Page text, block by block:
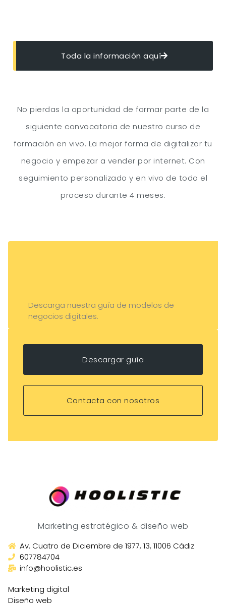
Toda la información aquí
No pierdas la oportunidad de formar parte de la
siguiente convocatoria de nuestro curso de
formación en vivo. La mejor forma de digitalizar tu
negocio y empezar a vender por internet. Con
seguimiento personalizado y en vivo de todo el
proceso durante 4 meses.
Descarga nuestra guía de modelos de
negocios digitales.
Descargar guía
Contacta con nosotros
Marketing estratégico & diseño web
Av. Cuatro de Diciembre de 1977, 13, 11006 Cádiz
607784704
info@hoolistic.es
Marketing digital
Diseño web